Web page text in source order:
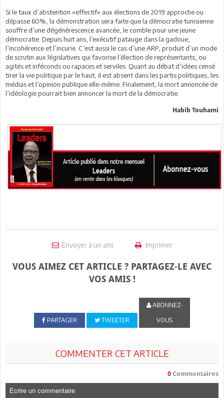
Si le taux d’abstention «effectif» aux élections de 2019 approche ou
dépasse 60%, la démonstration sera faite que la démocratie tunisienne
souffre d’une dégénérescence avancée, le comble pour une jeune
démocratie. Depuis huit ans, l’exécutif patauge dans la gadoue,
l’incohérence et l’incurie. C’est aussi le cas d’une ARP, produit d’un mode
de scrutin aux législatives qui favorise l’élection de représentants, ou
agités et inféconds ou rapaces et serviles. Quant au débat d’idées censé
tirer la vie politique par le haut, il est absent dans les partis politiques, les
médias et l’opinion publique elle-même. Finalement, la mort annoncée de
l’idéologie pourrait bien annoncer la mort de la démocratie.
Habib Touhami
Envoyer à un ami Imprimer
VOUS AIMEZ CET ARTICLE ? PARTAGEZ-LE AVEC
VOS AMIS !
PARTAGER TWEETER
ABONNEZ-
VOUS
COMMENTER CET ARTICLE
0 Commentaires
Ecrire un commentaire